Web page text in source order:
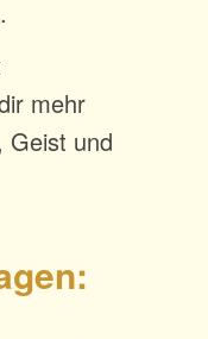
mehr
Geist und